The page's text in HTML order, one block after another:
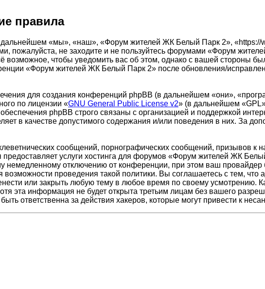
правила
«мы», «наш», «Форум жителей ЖК Белый Парк 2», «https://
пожалуйста, не заходите и не пользуйтесь форумами «Форум
возможное, чтобы уведомить вас об этом, однако с вашей стороны
«Форум жителей ЖК Белый Парк 2» после обновления/
для создания конференций phpBB (в дальнейшем «они»,
по лицензии «GNU General Public License v2» (в дальнейшем
phpBB строго связаны с организацией и поддержкой
в качестве допустимого содержания и/или поведения в них. За
сообщений, порнографических сообщений, призывов к
услуги хостинга для форумов «Форум жителей ЖК
отключению от конференции, при этом ваш провайдер
проведения такой политики. Вы соглашаетесь с тем,
или закрыть любую тему в любое время по своему усмотрению.
эта информация не будет открыта третьим лицам без вашего
ответственна за действия хакеров, которые могут привести к